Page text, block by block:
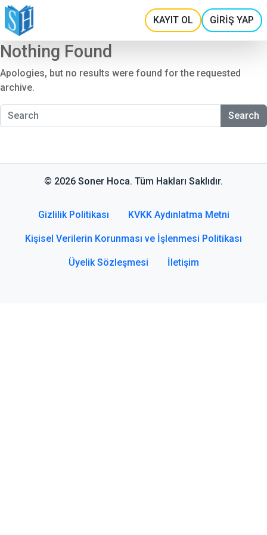
KAYIT OL GİRİŞ YAP
Nothing Found
Apologies, but no results were found for the requested
archive.
Search
© 2026 Soner Hoca. Tüm Hakları Saklıdır.
Gizlilik Politikası KVKK Aydınlatma Metni
Kişisel Verilerin Korunması ve İşlenmesi Politikası
Üyelik Sözleşmesi İletişim